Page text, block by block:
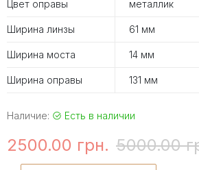
Цвет оправы металлик
Ширина линзы 61 мм
Ширина моста 14 мм
Ширина оправы 131 мм
Наличие: Есть в наличии
2500.00 грн. 5000.00